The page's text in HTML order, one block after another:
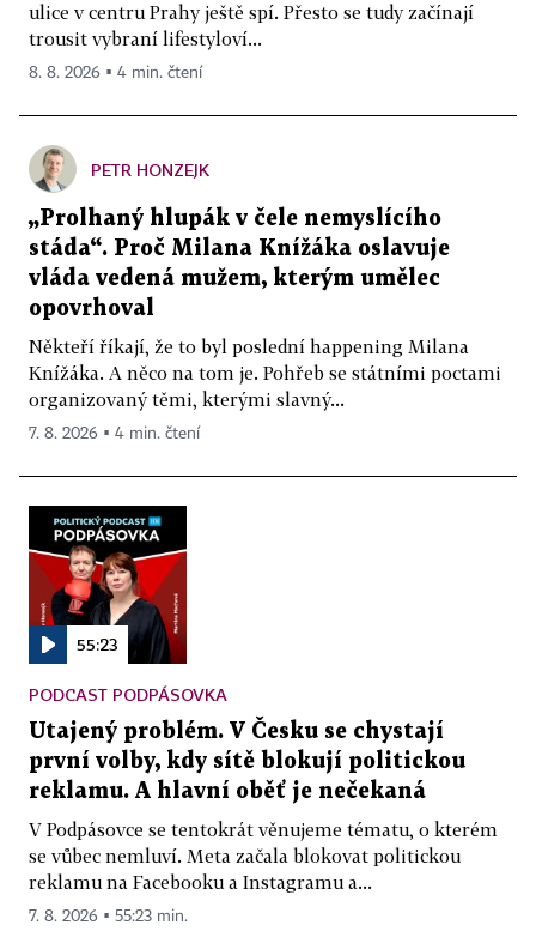
ulice v centru Prahy ještě spí. Přesto se tudy začínají
trousit vybraní lifestyloví...
8. 8. 2026 ▪ 4 min. čtení
PETR HONZEJK
„Prolhaný hlupák v čele nemyslícího
stáda“. Proč Milana Knížáka oslavuje
vláda vedená mužem, kterým umělec
opovrhoval
Někteří říkají, že to byl poslední happening Milana
Knížáka. A něco na tom je. Pohřeb se státními poctami
organizovaný těmi, kterými slavný...
7. 8. 2026 ▪ 4 min. čtení
55:23
PODCAST PODPÁSOVKA
Utajený problém. V Česku se chystají
první volby, kdy sítě blokují politickou
reklamu. A hlavní oběť je nečekaná
V Podpásovce se tentokrát věnujeme tématu, o kterém
se vůbec nemluví. Meta začala blokovat politickou
reklamu na Facebooku a Instagramu a...
7. 8. 2026 ▪ 55:23 min.